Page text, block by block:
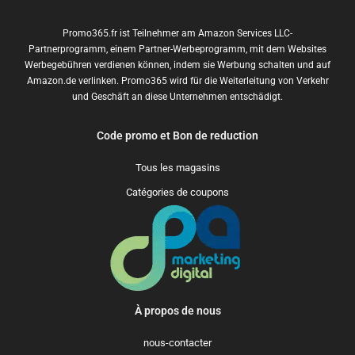
Promo365.fr ist Teilnehmer am Amazon Services LLC-
Partnerprogramm, einem Partner-Werbeprogramm, mit dem Websites
Werbegebühren verdienen können, indem sie Werbung schalten und auf
Amazon.de verlinken. Promo365 wird für die Weiterleitung von Verkehr
und Geschäft an diese Unternehmen entschädigt.
Code promo et Bon de reduction
Tous les magasins
Catégories de coupons
À propos de nous
nous-contacter